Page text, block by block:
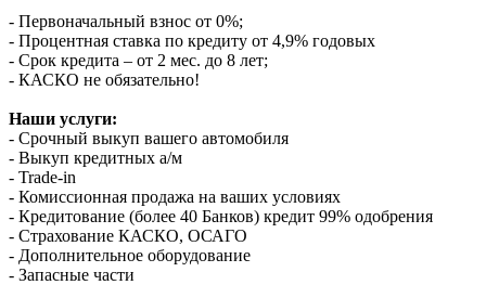
- Первоначальный взнос от 0%;
- Процентная ставка по кредиту от 4,9% годовых
- Срок кредита – от 2 мес. до 8 лет;
- КАСКО не обязательно!
Наши услуги:
- Срочный выкуп вашего автомобиля
- Выкуп кредитных а/м
- Trade-in
- Комиссионная продажа на ваших условиях
- Кредитование (более 40 Банков) кредит 99% одобрения
- Страхование КАСКО, ОСАГО
- Дополнительное оборудование
- Запасные части